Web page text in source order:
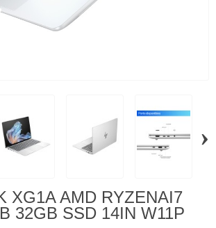
›
XG1A AMD RYZENAI7
32GB SSD 14IN W11P